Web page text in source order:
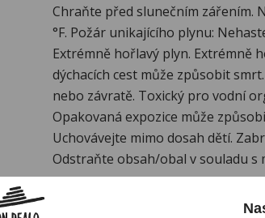
Chraňte před slunečním zářením.
°F. Požár unikajícího plynu:
Extrémně hořlavý plyn. Extrémně
dýchacích cest může způsobit
nebo závratě. Toxický pro vodní
Opakovaná expozice může
Uchovávejte mimo dosah dětí.
Odstraňte obsah/obal v souladu s